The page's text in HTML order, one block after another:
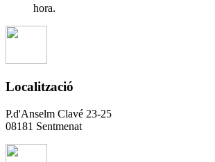
hora.
Localització
P.d'Anselm Clavé 23-25
08181 Sentmenat